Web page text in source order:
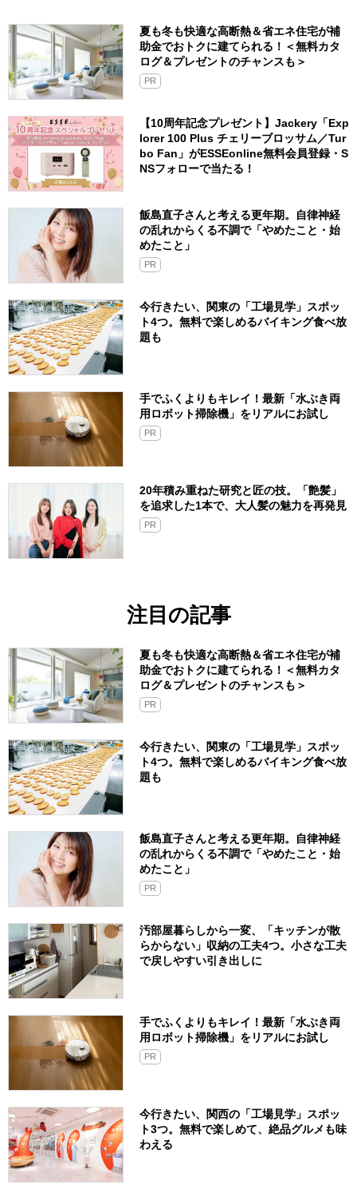
夏も冬も快適な高断熱＆省エネ住宅が補
助金でおトクに建てられる！＜無料カタ
ログ＆プレゼントのチャンスも＞
PR
【10周年記念プレゼント】Jackery「Exp
lorer 100 Plus チェリーブロッサム／Tur
bo Fan」がESSEonline無料会員登録・S
NSフォローで当たる！
飯島直子さんと考える更年期。自律神経
の乱れからくる不調で「やめたこと・始
めたこと」
PR
今行きたい、関東の「工場見学」スポッ
ト4つ。無料で楽しめるバイキング食べ放
題も
手でふくよりもキレイ！最新「水ぶき両
用ロボット掃除機」をリアルにお試し
PR
20年積み重ねた研究と匠の技。「艶髪」
を追求した1本で、大人髪の魅力を再発見
PR
注目の記事
夏も冬も快適な高断熱＆省エネ住宅が補
助金でおトクに建てられる！＜無料カタ
ログ＆プレゼントのチャンスも＞
PR
今行きたい、関東の「工場見学」スポッ
ト4つ。無料で楽しめるバイキング食べ放
題も
飯島直子さんと考える更年期。自律神経
の乱れからくる不調で「やめたこと・始
めたこと」
PR
汚部屋暮らしから一変、「キッチンが散
らからない」収納の工夫4つ。小さな工夫
で戻しやすい引き出しに
手でふくよりもキレイ！最新「水ぶき両
用ロボット掃除機」をリアルにお試し
PR
今行きたい、関西の「工場見学」スポッ
ト3つ。無料で楽しめて、絶品グルメも味
わえる